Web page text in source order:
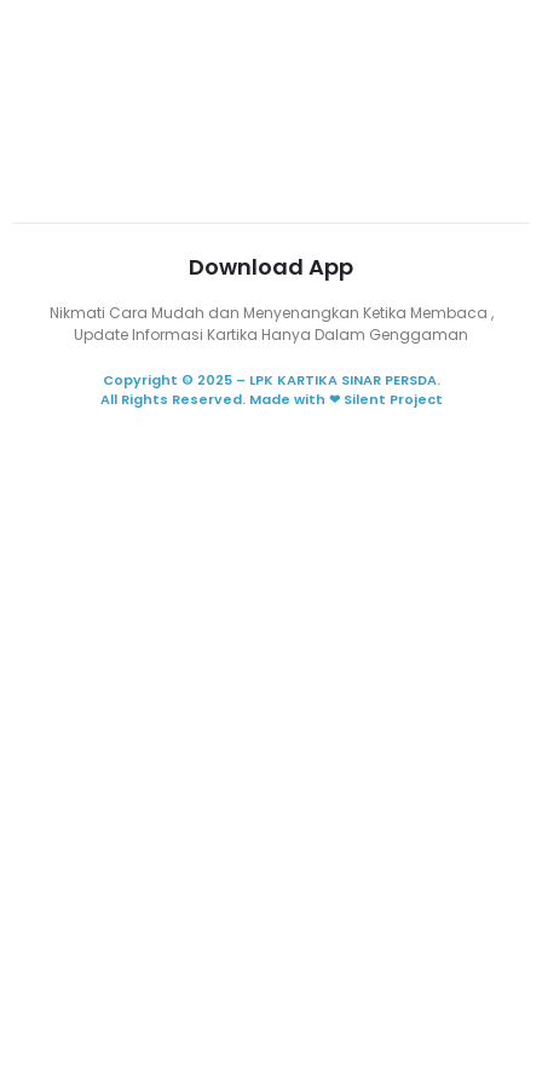
Download App
Nikmati Cara Mudah dan Menyenangkan Ketika Membaca ,
Update Informasi Kartika Hanya Dalam Genggaman
Copyright © 2025 – LPK KARTIKA SINAR PERSDA.
All Rights Reserved. Made with ❤ Silent Project